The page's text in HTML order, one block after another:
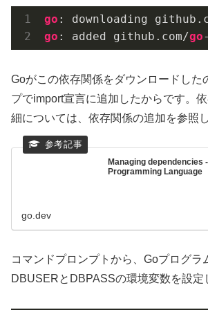
go : downloading
go : added github.com/go
Goがこの依存関係をダウンロードした
プでimport宣言に追加したからです。
細については、依存関係の追加を参照
Managing dependencies
Programming Language
go.dev
コマンドプロンプトから、Goプログラ
DBUSERとDBPASSの環境変数を設定